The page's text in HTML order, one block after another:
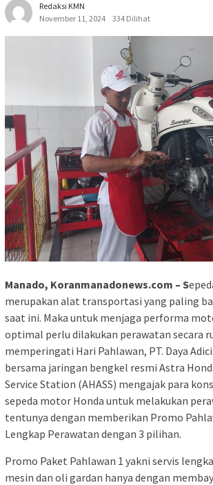
Redaksi KMN
November 11, 2024
334 Dilihat
Manado, Koranmanadonews.com – S
merupakan alat transportasi yang paling
saat ini. Maka untuk menjaga performa
optimal perlu dilakukan perawatan secara
memperingati Hari Pahlawan, PT. Daya
bersama jaringan bengkel resmi Astra
Service Station (AHASS) mengajak para
sepeda motor Honda untuk melakukan
tentunya dengan memberikan Promo
Lengkap Perawatan dengan 3 pilihan.
Promo Paket Pahlawan 1 yakni servis
mesin dan oli gardan hanya dengan